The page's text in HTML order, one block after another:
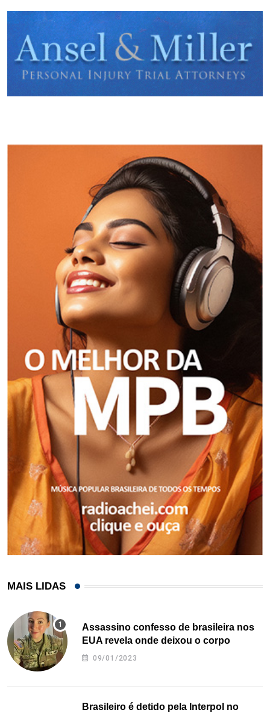
MAIS LIDAS
Assassino confesso de brasileira nos
EUA revela onde deixou o corpo
09/01/2023
Brasileiro é detido pela Interpol no